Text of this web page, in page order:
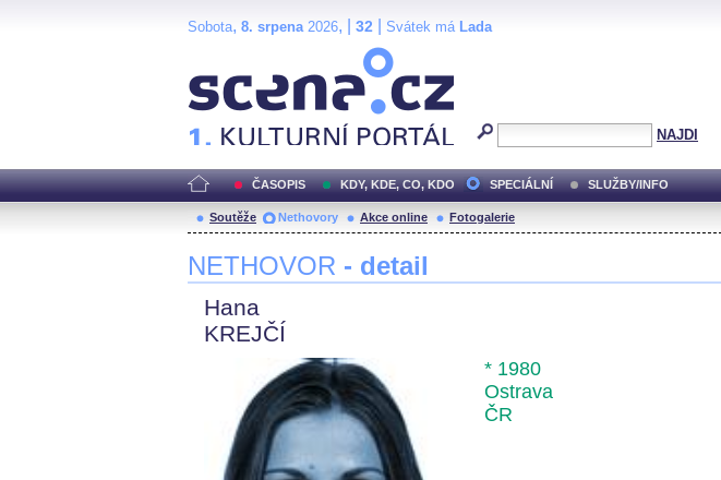
Sobota, 8. srpena2026, | 32 Svátek má Lada
NAJDI
ČASOPIS KDY, KDE, CO, KDO SPECIÁLNÍ SLUŽBY/INFO
Soutěže Nethovory Akce online Fotogalerie
NETHOVOR - detail
Hana
KREJČÍ
* 1980
Ostrava
ČR